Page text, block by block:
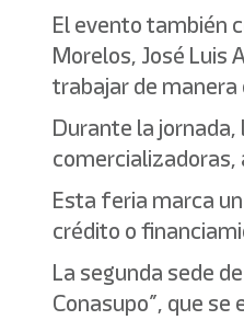
El evento también
Morelos, José Luis
trabajar de manera
Durante la
comercializadoras,
Esta feria marca
crédito o
La segunda sede
Conasupo”, que